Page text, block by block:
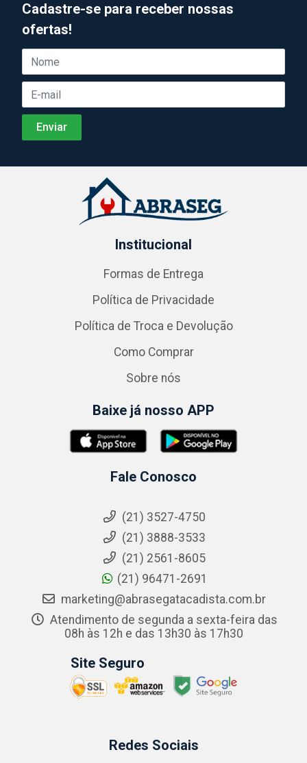
Cadastre-se para receber nossas
ofertas!
Institucional
Formas de Entrega
Política de Privacidade
Política de Troca e Devolução
Como Comprar
Sobre nós
Baixe já nosso APP
Fale Conosco
(21) 3527-4750
(21) 3888-3533
(21) 2561-8605
(21) 96471-2691
marketing@abrasegatacadista.com.br
Atendimento de segunda a sexta-feira das
08h às 12h e das 13h30 às 17h30
Site Seguro
Redes Sociais